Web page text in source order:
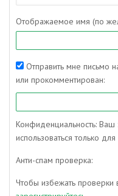
Отображаемое имя (по
Отправить мне письмо
или прокомментирован:
Конфиденциальность:
использоваться только
Анти-спам проверка:
Чтобы избежать